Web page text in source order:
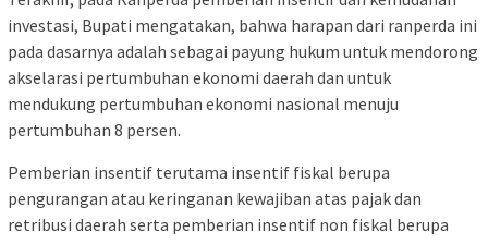
investasi, Bupati mengatakan, bahwa harapan dari ranperda ini
pada dasarnya adalah sebagai payung hukum untuk mendorong
akselarasi pertumbuhan ekonomi daerah dan untuk
mendukung pertumbuhan ekonomi nasional menuju
pertumbuhan 8 persen.
​Pemberian insentif terutama insentif fiskal berupa
pengurangan atau keringanan kewajiban atas pajak dan
retribusi daerah serta pemberian insentif non fiskal berupa